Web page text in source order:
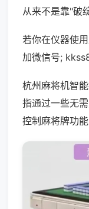
从来不是靠"破
若你在仪器使
加微信号;
杭州麻将机智
指通过一些无
控制麻将牌功能